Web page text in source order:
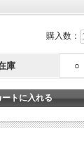
花や植物をシックに
購入数：
庫 ○